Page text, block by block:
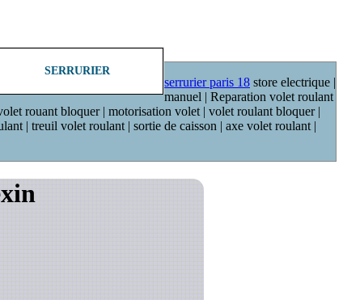
SERRURIER
serrurier paris 18 store electrique |
manuel | Reparation volet roulant
rouant bloquer | motorisation volet | volet roulant bloquer |
| treuil volet roulant | sortie de caisson | axe volet roulant |